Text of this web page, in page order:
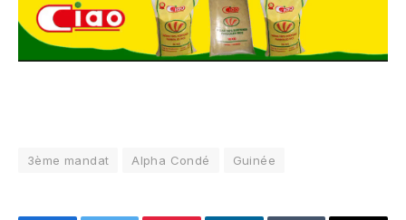
3ème mandat Alpha Condé Guinée